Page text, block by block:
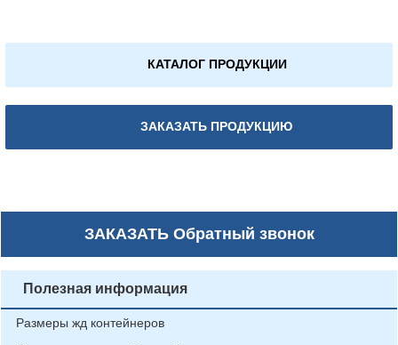
КАТАЛОГ ПРОДУКЦИИ
ЗАКАЗАТЬ ПРОДУКЦИЮ
ЗАКАЗАТЬОбратный звонок
Полезная информация
Размеры жд контейнеров